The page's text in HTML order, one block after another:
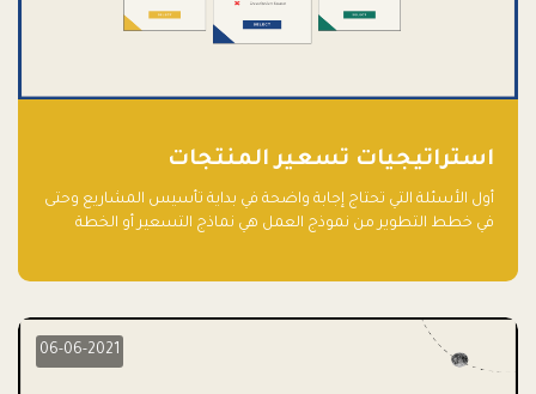
استراتيجيات تسعير المنتجات
أول الأسئلة التي تحتاج إجابة واضحة في بداية تأسيس المشاريع وحتى
في خطط التطوير من نموذج العمل هي نماذج التسعير أو الخطة
06-06-2021